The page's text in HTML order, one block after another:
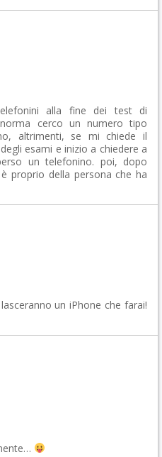
alla fine dei test di
norma cerco un numero tipo
altrimenti, se mi chiede il
esami e inizio a chiedere a
un telefonino. poi, dopo
proprio della persona che ha
un iPhone che farai!